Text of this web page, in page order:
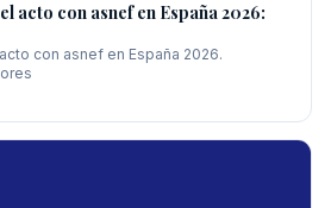
acto con asnef en España 2026:
con asnef en España 2026.